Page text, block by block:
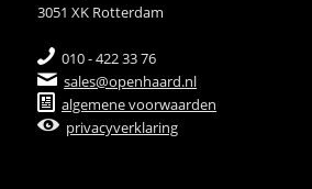
3051 XK Rotterdam
010 - 422 33 76
sales@openhaard.nl
algemene voorwaarden
privacyverklaring